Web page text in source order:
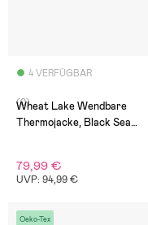
4 VERFÜGBAR
(0)
Wheat Lake Wendbare
Thermojacke, Black Sea
79,99 €
UVP: 94,99 €
Oeko-Tex